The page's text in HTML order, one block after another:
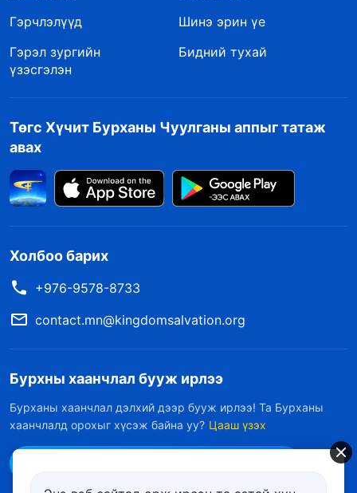
Гэрчлэлүүд
Шинэ эрин үе
Гэрэл зургийн
үзэсгэлэн
Бидний тухай
Төгс Хүчит Бурханы Чуулганы аппыг татаж
авах
Холбоо барих
+976-9578-8733
contact.mn@kingdomsalvation.org
Бурхны хаанчлал бууж ирлээ
Бурханы хаанчлал дэлхий дээр бууж ирлээ! Та Бурханы
хаанчлалд орохыг хүсэж байна уу? Цааш үзэх